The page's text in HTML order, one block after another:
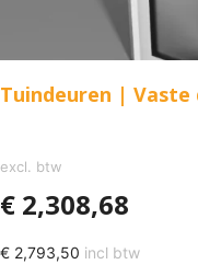
Tuindeuren |
excl. btw
€ 2,308,68
€ 2,793,50 incl btw